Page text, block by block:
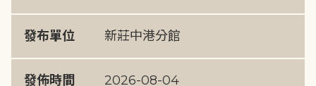
發布單位 新莊中港分館
發佈時間 2026-08-04